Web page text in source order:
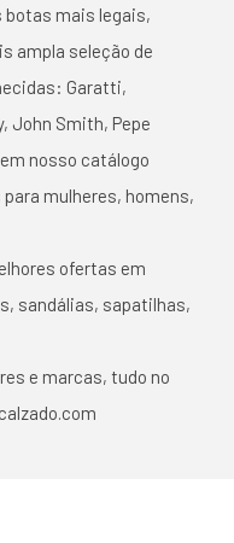
mais legais,
ampla seleção de
Garatti,
John Smith, Pepe
nosso catálogo
mulheres, homens,
ofertas em
sandálias, sapatilhas,
e marcas, tudo no